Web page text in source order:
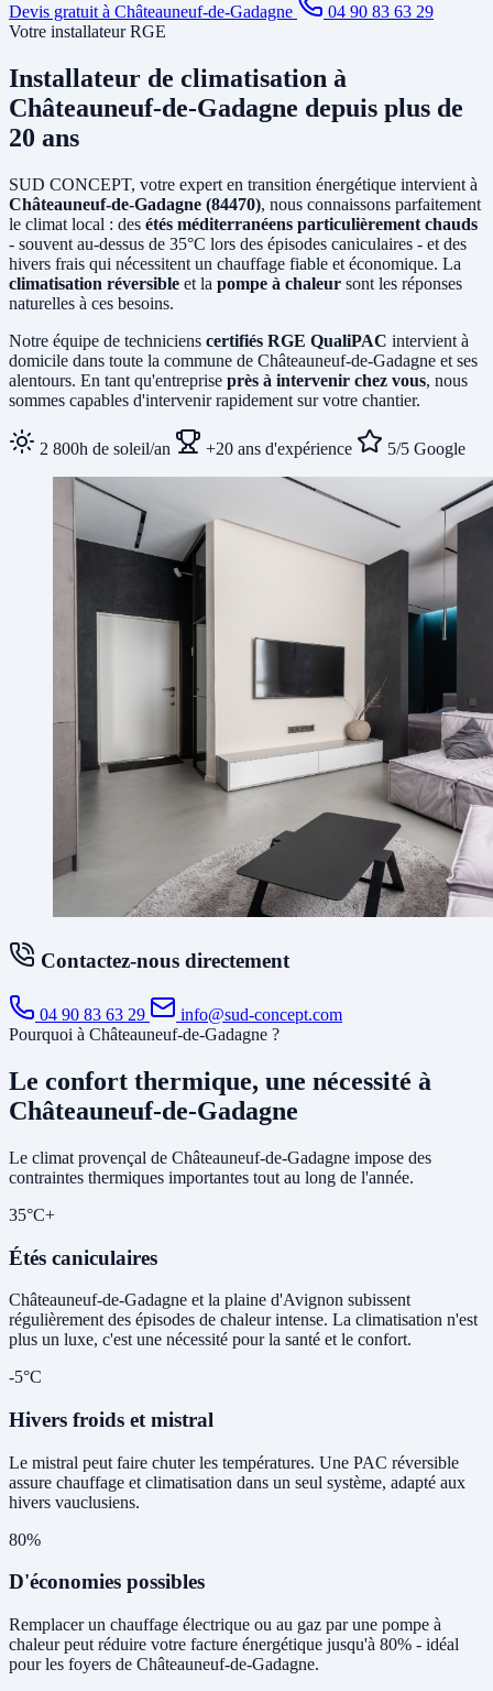
Devis gratuit à Châteauneuf-de-Gadagne
04 90 83 63 29
Votre installateur RGE
Installateur de climatisation à
Châteauneuf-de-Gadagne depuis plus de
20 ans
SUD CONCEPT, votre expert en transition énergétique intervient à
Châteauneuf-de-Gadagne (84470), nous connaissons parfaitement
le climat local : des étés méditerranéens particulièrement chauds
- souvent au-dessus de 35°C lors des épisodes caniculaires - et des
hivers frais qui nécessitent un chauffage fiable et économique. La
climatisation réversible et la pompe à chaleur sont les réponses
naturelles à ces besoins.
Notre équipe de techniciens certifiés RGE QualiPAC intervient à
domicile dans toute la commune de Châteauneuf-de-Gadagne et ses
alentours. En tant qu'entreprise près à intervenir chez vous, nous
sommes capables d'intervenir rapidement sur votre chantier.
2 800h de soleil/an +20 ans d'expérience 5/5 Google
Contactez-nous directement
04 90 83 63 29
info@sud-concept.com
Pourquoi à Châteauneuf-de-Gadagne ?
Le confort thermique, une nécessité à
Châteauneuf-de-Gadagne
Le climat provençal de Châteauneuf-de-Gadagne impose des
contraintes thermiques importantes tout au long de l'année.
35°C+
Étés caniculaires
Châteauneuf-de-Gadagne et la plaine d'Avignon subissent
régulièrement des épisodes de chaleur intense. La climatisation n'est
plus un luxe, c'est une nécessité pour la santé et le confort.
-5°C
Hivers froids et mistral
Le mistral peut faire chuter les températures. Une PAC réversible
assure chauffage et climatisation dans un seul système, adapté aux
hivers vauclusiens.
80%
D'économies possibles
Remplacer un chauffage électrique ou au gaz par une pompe à
chaleur peut réduire votre facture énergétique jusqu'à 80% - idéal
pour les foyers de Châteauneuf-de-Gadagne.